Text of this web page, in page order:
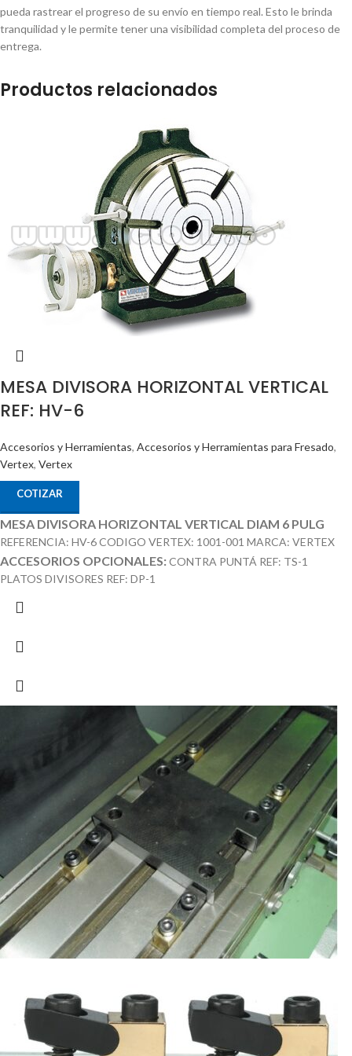
pueda rastrear el progreso de su envío en tiempo real. Esto le brinda
tranquilidad y le permite tener una visibilidad completa del proceso de
entrega.
Productos relacionados
MESA DIVISORA HORIZONTAL VERTICAL
REF: HV-6
Accesorios y Herramientas, Accesorios y Herramientas para Fresado,
Vertex, Vertex
COTIZAR
MESA DIVISORA HORIZONTAL VERTICAL DIAM 6 PULG
REFERENCIA: HV-6 CODIGO VERTEX: 1001-001 MARCA: VERTEX
ACCESORIOS OPCIONALES:CONTRA PUNTÁ REF: TS-1
PLATOS DIVISORES REF: DP-1